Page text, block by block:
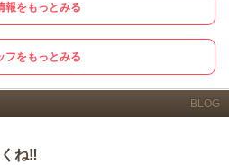
報をもっとみる
フをもっとみる
BLOG
ね‼️